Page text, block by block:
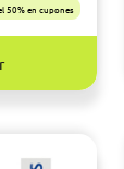
50% en cupones